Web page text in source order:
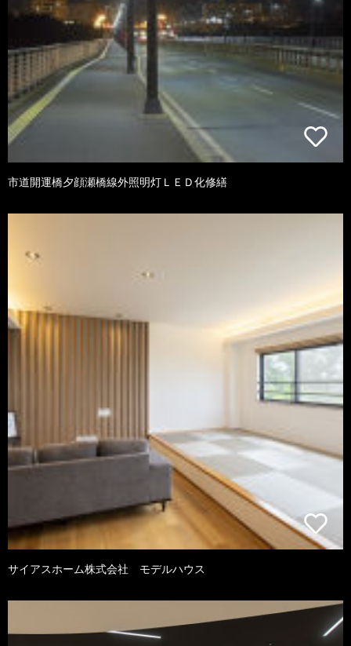
市道開運橋夕顔瀬橋線外照明灯ＬＥＤ化修繕
サイアスホーム株式会社 モデルハウス